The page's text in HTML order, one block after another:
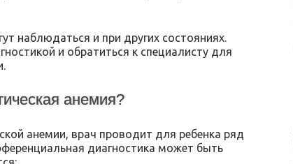
наблюдаться и при других состояниях.
и обратиться к специалисту для
анемия?
анемии, врач проводит для ребенка ряд
диагностика может быть